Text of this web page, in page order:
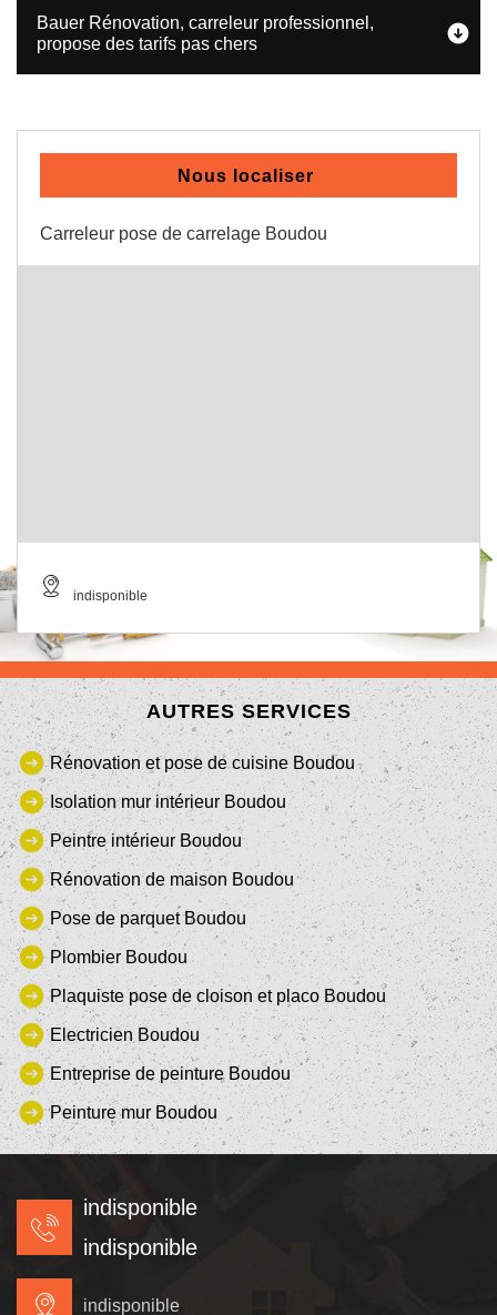
Bauer Rénovation, carreleur professionnel,
propose des tarifs pas chers
Nous localiser
Carreleur pose de carrelage Boudou
indisponible
AUTRES SERVICES
Rénovation et pose de cuisine Boudou
Isolation mur intérieur Boudou
Peintre intérieur Boudou
Rénovation de maison Boudou
Pose de parquet Boudou
Plombier Boudou
Plaquiste pose de cloison et placo Boudou
Electricien Boudou
Entreprise de peinture Boudou
Peinture mur Boudou
indisponible
indisponible
indisponible